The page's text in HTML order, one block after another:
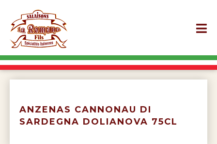
ANZENAS CANNONAU DI
SARDEGNA DOLIANOVA 75CL